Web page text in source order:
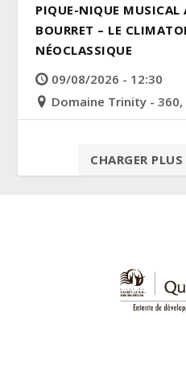
PIQUE-NIQUE MUSICAL
BOURRET – LE
NÉOCLASSIQUE
09/08/2026 - 12:30
Domaine Trinity - 360,
CHARGER